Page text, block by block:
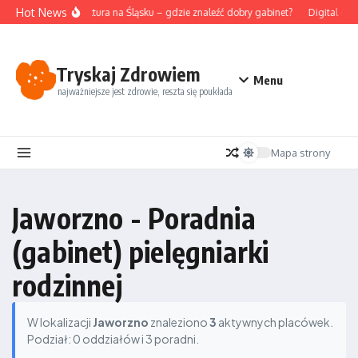
Przejdź do treści
Hot NewsAkupunktura na Śląsku – gdzie znaleźć dobry gabinet? Digital
Tryskaj Zdrowiem
najważniejsze jest zdrowie, reszta się poukłada
Menu
Mapa strony
Jaworzno - Poradnia
(gabinet) pielęgniarki
rodzinnej
W lokalizacji Jaworzno znaleziono3 aktywnych placówek.
Podział: 0 oddziałów i 3 poradni.